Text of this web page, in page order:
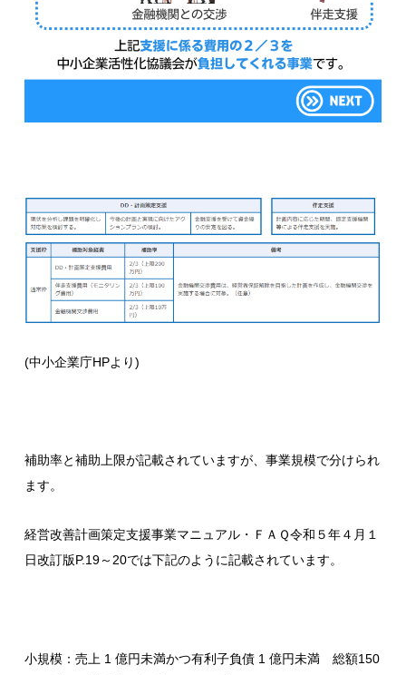
(中小企業庁HPより)
補助率と補助上限が記載されていますが、事業規模で分けられ
ます。
経営改善計画策定支援事業マニュアル・ＦＡＱ令和５年４月１
日改訂版P.19～20では下記のように記載されています。
小規模：売上 1 億円未満かつ有利子負債 1 億円未満 総額150